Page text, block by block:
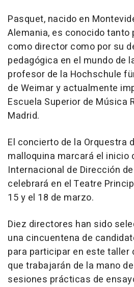
Pasquet, nacido en
Alemania, es conocido
como director como por su
pedagógica en el mundo de
profesor de la Hochschule
de Weimar y actualmente
Escuela Superior de Música
Madrid.
El concierto de la Orquestra
malloquina marcará el inicio
Internacional de Dirección
celebrará en el Teatre
15 y el 18 de marzo.
Diez directores han sido
una cincuentena de
para participar en este taller
que trabajarán de la mano
sesiones prácticas de